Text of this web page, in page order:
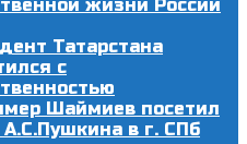
жизни России
Татарстана
с
Шаймиев посетил
А.С.Пушкина в г. СПб